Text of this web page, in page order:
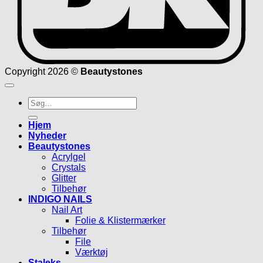
Copyright 2026 © Beautystones
Søg
efter:
Hjem
Nyheder
Beautystones
Acrylgel
Crystals
Glitter
Tilbehør
INDIGO NAILS
Nail Art
Folie & Klistermærker
Tilbehør
File
Værktøj